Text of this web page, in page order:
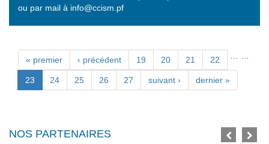
ou par mail à info@ccism.pf
Pages
« premier ‹ précédent 19 20 21 22
23 24 25 26 27 suivant › dernier »
NOS PARTENAIRES